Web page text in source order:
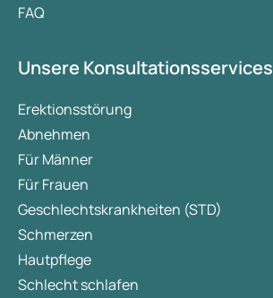
FAQ
Unsere Konsultationsservices
Erektionsstörung
Abnehmen
Für Männer
Für Frauen
Geschlechtskrankheiten (STD)
Schmerzen
Hautpflege
Schlecht schlafen